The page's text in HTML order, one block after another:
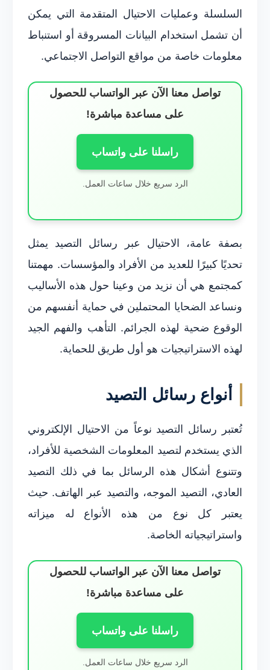
السلسلة وعمليات الاحتيال المتقدمة التي يمكن
أن تشمل استخدام البيانات المسروقة أو استنباط
معلومات خاصة من مواقع التواصل الاجتماعي.
تواصل معنا الآن عبر الواتساب للحصول
على مساعدة مباشرة!
راسلنا على واتساب
الرد سريع خلال ساعات العمل.
بصفة عامة، الاحتيال عبر رسائل التصيد يمثل
تحديًا كبيرًا للعديد من الأفراد والمؤسسات. مهمتنا
كمجتمع هي أن نزيد من وعينا حول هذه الأساليب
ونساعد الضحايا المحتملين في حماية أنفسهم من
الوقوع ضحية لهذه الجرائم. التأهب والفهم الجيد
لهذه الاستراتيجيات هو أول طريق للحماية.
أنواع رسائل التصيد
تُعتبر رسائل التصيد نوعاً من الاحتيال الإلكتروني
الذي يستخدم لتصيد المعلومات الشخصية للأفراد،
وتتنوع أشكال هذه الرسائل بما في ذلك التصيد
العادي، التصيد الموجه، والتصيد عبر الهاتف. حيث
يعتبر كل نوع من هذه الأنواع له ميزاته
واستراتيجياته الخاصة.
تواصل معنا الآن عبر الواتساب للحصول
على مساعدة مباشرة!
راسلنا على واتساب
الرد سريع خلال ساعات العمل.